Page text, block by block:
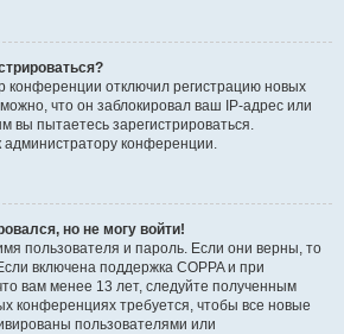
конференции отключил регистрацию новых
что он заблокировал ваш IP-адрес или
вы пытаетесь зарегистрироваться.
конференции.
но не могу войти!
пользователя и пароль. Если они верны, то
включена поддержка COPPA и при
вам менее 13 лет, следуйте полученным
конференциях требуется, чтобы все новые
пользователями или